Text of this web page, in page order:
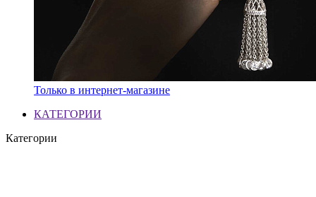
Только в интернет-магазине
КАТЕГОРИИ
Категории